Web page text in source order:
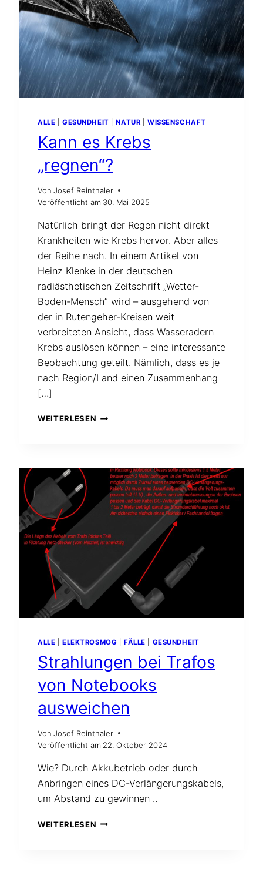
UND
KREBS
ALLE GESUNDHEIT |NATUR WISSENSCHAFT
Kann es Krebs
„regnen“?
Von Josef Reinthaler
Veröffentlicht am 30. Mai 2025
Natürlich bringt der Regen nicht direkt
Krankheiten wie Krebs hervor. Aber alles
der Reihe nach. In einem Artikel von
Heinz Klenke in der deutschen
radiästhetischen Zeitschrift „Wetter-
Boden-Mensch“ wird – ausgehend von
der in Rutengeher-Kreisen weit
verbreiteten Ansicht, dass Wasseradern
Krebs auslösen können – eine interessante
Beobachtung geteilt. Nämlich, dass es je
nach Region/Land einen Zusammenhang
[…]
WEITERLESEN KANN
ALLE ELEKTROSMOG FÄLLE GESUNDHEIT
Strahlungen bei Trafos
von Notebooks
ausweichen
Von Josef Reinthaler
Veröffentlicht am 22. Oktober 2024
Wie? Durch Akkubetrieb oder durch
Anbringen eines DC-Verlängerungskabels,
um Abstand zu gewinnen ..
WEITERLESEN STRAHLUNGEN